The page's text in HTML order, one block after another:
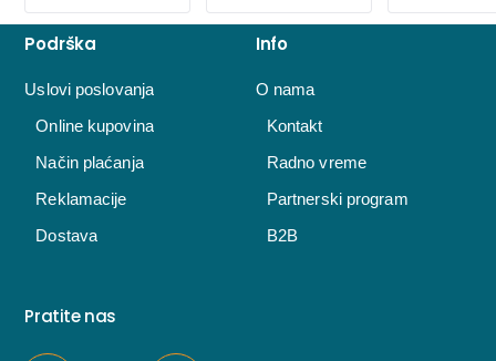
Podrška
Uslovi poslovanja
Online kupovina
Način plaćanja
Reklamacije
Dostava
Info
O nama
Kontakt
Radno vreme
Partnerski program
B2B
Pratite nas